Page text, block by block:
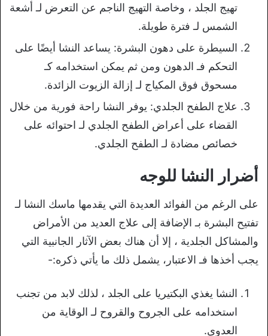
تهيج الجلد ، وخاصة التهيج الناجم عن التعرض لـ أشعة
الشمس لـ فترة طويلة.
السيطرة على دهون البشرة: يساعد النشا أيضًا على
التحكم فـ الدهون ومن ثم يمكن استخدامه كـ
مسحوق فوق المكياج لـ إزالة الزيوت الزائدة.
علاج الطفح الجلدي: يوفر النشا راحة فورية من خلال
القضاء على أعراض الطفح الجلدي لـ احتوائه على
خصائص مضادة لـ الطفح الجلدي.
أضرار النشا للوجه
على الرغم من الفوائد العديدة التي يقدمها ماسك النشا لـ
تفتيح البشرة بـ الإضافة إلى علاج العديد من الأمراض
والمشاكل الجلدية ، إلا أن هناك بعض الآثار الجانبية التي
يجب أخذها فـ الاعتبار، يشمل ذلك ما يأتي ذكره:-
النشا يغذي البكتيريا على الجلد ، لذلك لابد من تجنب
استخدامه على الجروح والقروح لـ الوقاية من
العدوى.